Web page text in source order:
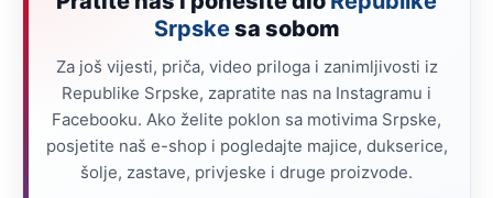
Srpskesa sobom
Za još vijesti, priča, video priloga i zanimljivosti iz
Republike Srpske, zapratite nas na Instagramu i
Facebooku. Ako želite poklon sa motivima Srpske,
posjetite naš e-shop i pogledajte majice, dukserice,
šolje, zastave, privjeske i druge proizvode.